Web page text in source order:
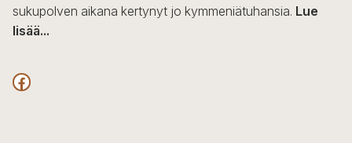
sukupolven aikana kertynyt jo kymmeniätuhansia. Lue
lisää...
F